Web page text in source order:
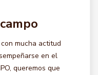
mucha actitud
en el
queremos que